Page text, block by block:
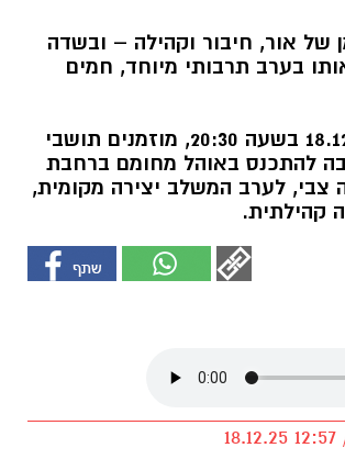
של אור, חיבור וקהילה – ובשדה
בערב תרבותי מיוחד, חמים
ביום חמישי, 18.12 בשעה 20:30, מוזמנים תושבי
להתכנס באוהל מחומם ברחבת
צבי, לערב המשלב יצירה מקומית,
קהילתית.